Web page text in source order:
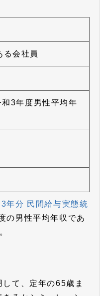
る会社員
3年度男性平均年
年分 民間給与実態統
の男性平均年収であ
て、定年の65歳ま